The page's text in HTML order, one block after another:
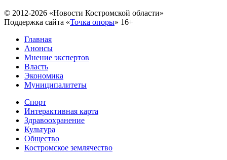
© 2012-2026 «Новости Костромской области»
Поддержка сайта «Точка опоры» 16+
Главная
Анонсы
Мнение экспертов
Власть
Экономика
Муниципалитеты
Спорт
Интерактивная карта
Здравоохранение
Культура
Общество
Костромское землячество